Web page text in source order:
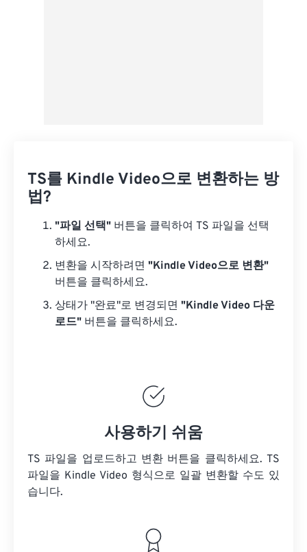
TS를 Kindle Video으로 변환하는 방
법?
"파일 선택" 버튼을 클릭하여 TS 파일을 선택
하세요.
변환을 시작하려면 "Kindle Video으로 변환"
버튼을 클릭하세요.
상태가 "완료"로 변경되면 "Kindle Video 다운
로드" 버튼을 클릭하세요.
사용하기 쉬움
TS 파일을 업로드하고 변환 버튼을 클릭하세요. TS
파일을 Kindle Video 형식으로 일괄 변환할 수도 있
습니다.